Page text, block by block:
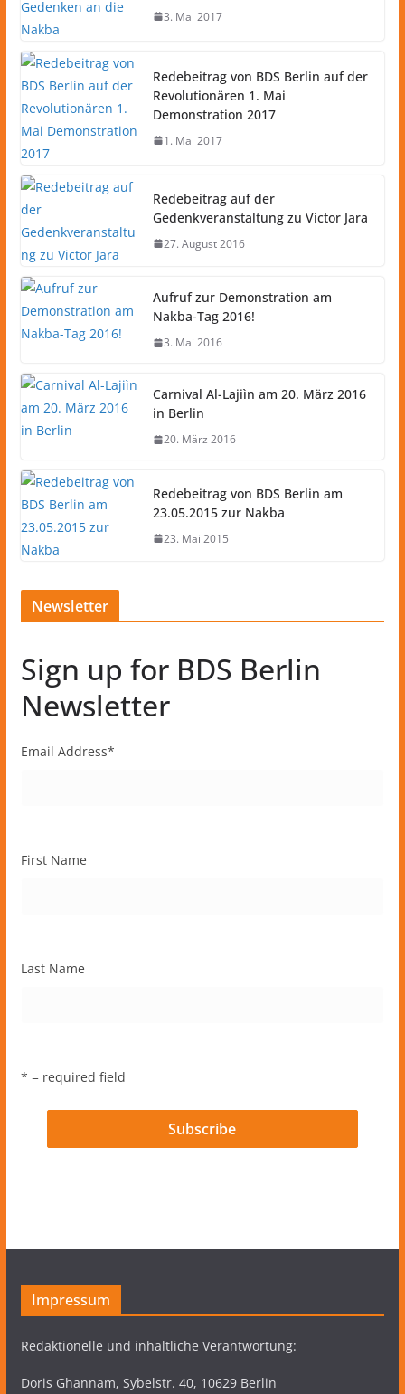
3. Mai 2017
Redebeitrag von BDS Berlin auf der
Revolutionären 1. Mai
Demonstration 2017
1. Mai 2017
Redebeitrag auf der
Gedenkveranstaltung zu Victor Jara
27. August 2016
Aufruf zur Demonstration am
Nakba-Tag 2016!
3. Mai 2016
Carnival Al-Lajiìn am 20. März 2016
in Berlin
20. März 2016
Redebeitrag von BDS Berlin am
23.05.2015 zur Nakba
23. Mai 2015
Newsletter
Sign up for BDS Berlin
Newsletter
Email Address*
First Name
Last Name
* = required field
Impressum
Redaktionelle und inhaltliche Verantwortung:
Doris Ghannam, Sybelstr. 40, 10629 Berlin